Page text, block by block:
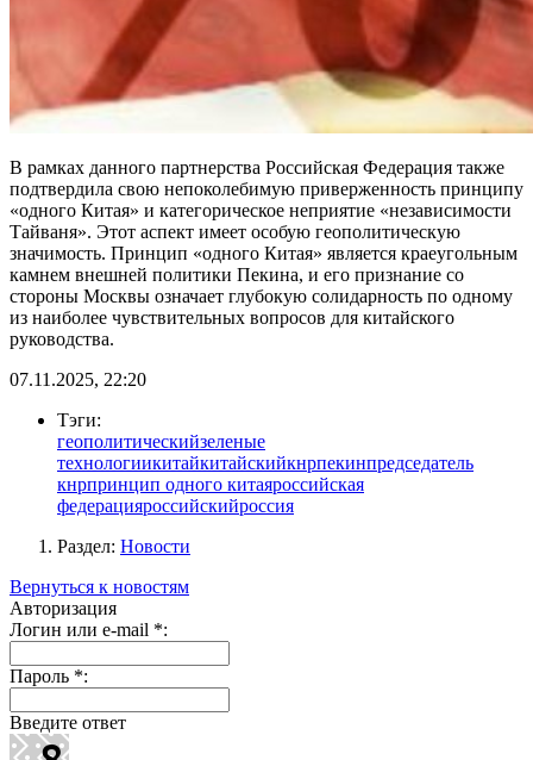
В рамках данного партнерства Российская Федерация также
подтвердила свою непоколебимую приверженность принципу
«одного Китая» и категорическое неприятие «независимости
Тайваня». Этот аспект имеет особую геополитическую
значимость. Принцип «одного Китая» является краеугольным
камнем внешней политики Пекина, и его признание со
стороны Москвы означает глубокую солидарность по одному
из наиболее чувствительных вопросов для китайского
руководства.
07.11.2025, 22:20
Тэги:
геополитическийзеленые
технологиикитайкитайскийкнрпекинпредседатель
кнрпринцип одного китаяроссийская
федерацияроссийскийроссия
Раздел: Новости
Вернуться к новостям
Авторизация
Логин или e-mail *:
Пароль *:
Введите ответ